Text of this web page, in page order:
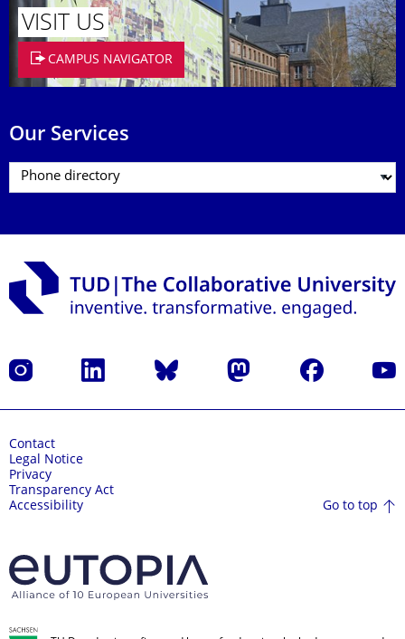
VISIT US
CAMPUS NAVIGATOR
Our Services
Instagram LinkedIn Bluesky Mastodon Facebook
Contact
Legal Notice
Privacy
Transparency Act
Accessibility
Go to top